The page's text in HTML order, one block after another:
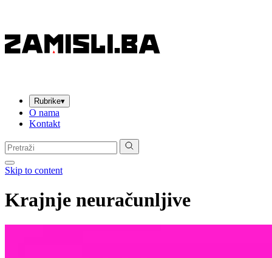
Rubrike▾
O nama
Kontakt
Pretraga:
Skip to content
Krajnje neuračunljive